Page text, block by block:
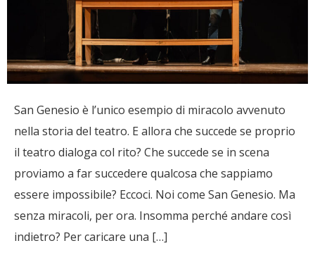
San Genesio è l’unico esempio di miracolo avvenuto
nella storia del teatro. E allora che succede se proprio
il teatro dialoga col rito? Che succede se in scena
proviamo a far succedere qualcosa che sappiamo
essere impossibile? Eccoci. Noi come San Genesio. Ma
senza miracoli, per ora. Insomma perché andare così
indietro? Per caricare una […]